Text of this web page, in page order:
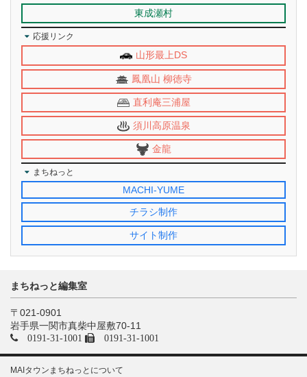
東成瀬村
応援リンク
山形最上DS
鳳凰山 柳徳寺
直利庵三浦屋
須川高原温泉
金龍
まちねっと
MACHI-YUME
チラシ制作
サイト制作
まちねっと編集室
〒021-0901
岩手県一関市真柴中屋敷70-11
0191-31-1001 0191-31-1001
MAIタウンまちねっとについて